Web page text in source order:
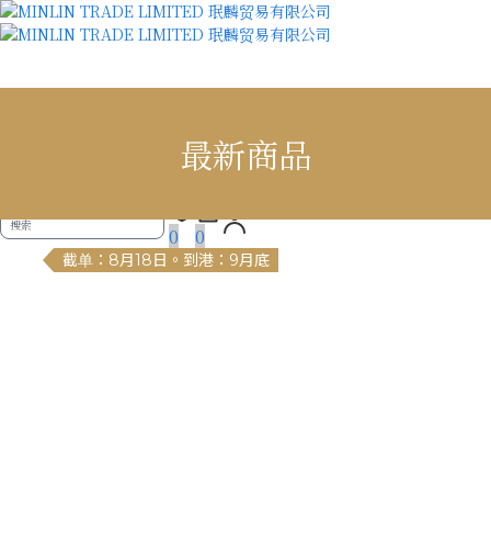
長期熱賣區現貨區 防疫專區
0 0
最新商品
截单：8月18日。到港：9月底